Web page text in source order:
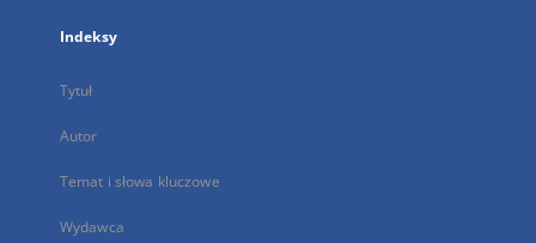
Indeksy
Tytuł
Autor
Temat i słowa kluczowe
Wydawca